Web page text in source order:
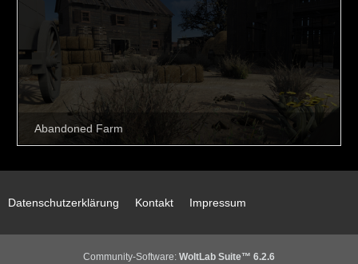
Datenschutzerklärung Kontakt Impressum
Community-Software: WoltLab Suite™ 6.2.6